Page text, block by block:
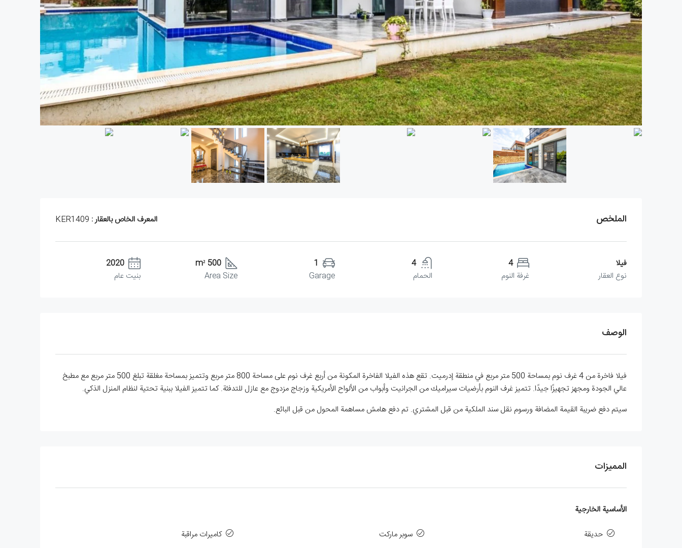
الملخص المعرف الخاص بالعقار :
فيلا
نوع العقار
4
غرفة النوم
4
الحمام
1
Garage
500 m²
Area Size
2020
بنيت عام
الوصف
فيلا فاخرة من 4 غرف نوم بمساحة 500 متر مربع في منطقة إدرميت. تقع هذه الفيلا الفاخرة المكونة من أربع غرف نوم على مساحة 800 متر مربع وتتميز بمساحة مغلقة تبلغ 500 متر مربع مع مطبخ
عالي الجودة ومجهز تجهيزًا جيدًا. تتميز غرف النوم بأرضيات سيراميك من الجرانيت وأبواب من الألواح الأمريكية وزجاج مزدوج مع عازل للتدفئة. كما تتميز الفيلا ببنية تحتية لنظام المنزل الذكي.
سيتم دفع ضريبة القيمة المضافة ورسوم نقل سند الملكية من قبل المشتري. تم دفع هامش مساهمة المحول من قبل البائع.
المميزات
الأساسية الخارجية
حديقة
سوبر ماركت
كاميرات مراقبة